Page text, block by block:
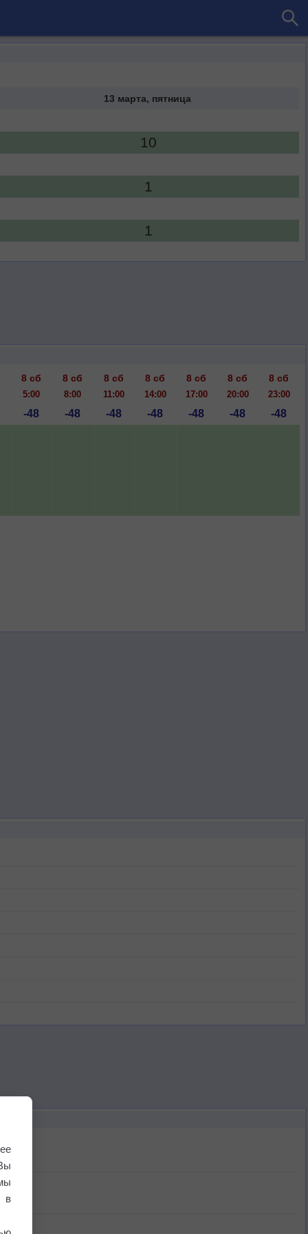
13 марта, пятница
10
1
1
8 сб 8 сб 8 сб 8 сб 8 сб 8 сб 8 сб
5:00 8:00 11:00 14:00 17:00 20:00 23:00
-48 -48 -48 -48 -48 -48 -48